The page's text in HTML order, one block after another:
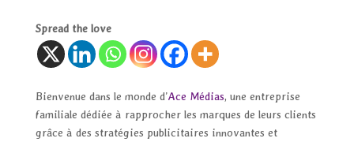
Spread the love
Bienvenue dans le monde d’Ace Médias, une entreprise
familiale dédiée à rapprocher les marques de leurs clients
grâce à des stratégies publicitaires innovantes et